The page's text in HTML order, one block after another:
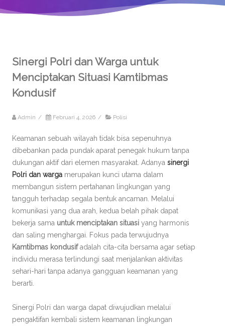
Sinergi Polri dan Warga untuk
Menciptakan Situasi Kamtibmas
Kondusif
Admin / Februari 4, 2026 / Polisi
Keamanan sebuah wilayah tidak bisa sepenuhnya
dibebankan pada pundak aparat penegak hukum tanpa
dukungan aktif dari elemen masyarakat. Adanya sinergi
Polri dan warga merupakan kunci utama dalam
membangun sistem pertahanan lingkungan yang
tangguh terhadap segala bentuk ancaman. Melalui
komunikasi yang dua arah, kedua belah pihak dapat
bekerja sama untuk menciptakan situasi yang harmonis
dan saling menghargai. Fokus pada terwujudnya
Kamtibmas kondusifadalah cita-cita bersama agar setiap
individu merasa terlindungi saat menjalankan aktivitas
sehari-hari tanpa adanya gangguan keamanan yang
berarti.
Sinergi Polri dan warga dapat diwujudkan melalui
pengaktifan kembali sistem keamanan lingkungan